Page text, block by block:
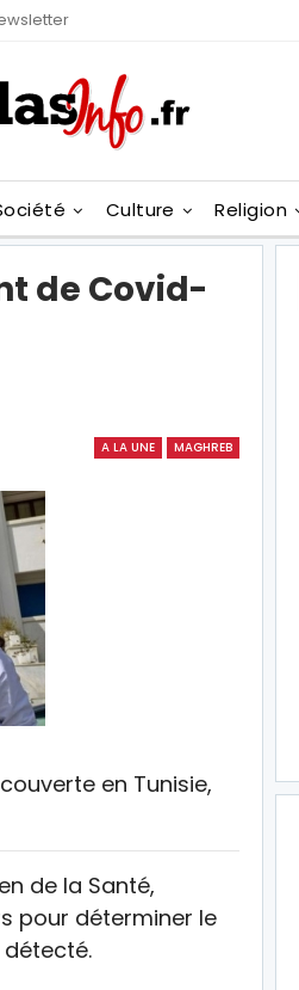
Culture Religion
de Covid-
A LA UNE MAGHREB
en Tunisie,
de la Santé,
pour déterminer le